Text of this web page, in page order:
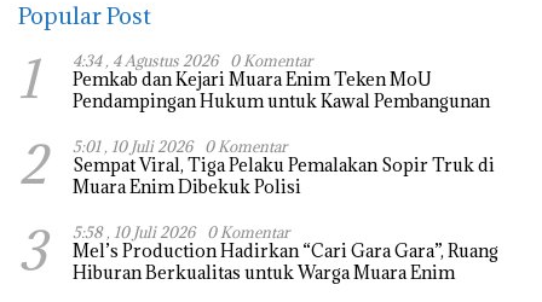
Popular Post
1 4:34 , 4 Agustus 2026 0 Komentar
Pemkab dan Kejari Muara Enim Teken MoU
Pendampingan Hukum untuk Kawal Pembangunan
2 5:01 , 10 Juli 2026 0 Komentar
Sempat Viral, Tiga Pelaku Pemalakan Sopir Truk di
Muara Enim Dibekuk Polisi
3 5:58 , 10 Juli 2026 0 Komentar
Mel’s Production Hadirkan “Cari Gara Gara”, Ruang
Hiburan Berkualitas untuk Warga Muara Enim